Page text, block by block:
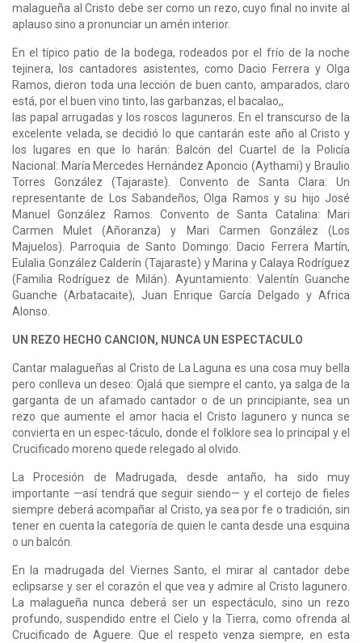
malagueña al Cristo debe ser como un rezo, cuyo final no invite al
aplauso sino a pronunciar un amén interior.
En el típico patio de la bodega, rodeados por el frío de la noche
tejinera, los cantadores asistentes, como Dacio Ferrera y Olga
Ramos, dieron toda una lección de buen canto, amparados, claro
está, por el buen vino tinto, las garbanzas, el bacalao,,
las papal arrugadas y los roscos laguneros. En el transcurso de la
excelente velada, se decidió lo que cantarán este año al Cristo y
los lugares en que lo harán: Balcón del Cuartel de la Policía
Nacional: María Mercedes Hernández Aponcio (Aythami) y Braulio
Torres González (Tajaraste). Convento de Santa Clara: Un
representante de Los Sabandeños, Olga Ramos y su hijo José
Manuel González Ramos. Convento de Santa Catalina: Mari
Carmen Mulet (Añoranza) y Mari Carmen González (Los
Majuelos). Parroquia de Santo Domingo: Dacio Ferrera Martín,
Eulalia González Calderín (Tajaraste) y Marina y Calaya Rodríguez
(Familia Rodríguez de Milán). Ayuntamiento: Valentín Guanche
Guanche (Arbatacaite), Juan Enrique García Delgado y Africa
Alonso.
UN REZO HECHO CANCION, NUNCA UN ESPECTACULO
Cantar malagueñas al Cristo de La Laguna es una cosa muy bella
pero conlleva un deseo: Ojalá que siempre el canto, ya salga de la
garganta de un afamado cantador o de un principiante, sea un
rezo que aumente el amor hacia el Cristo lagunero y nunca se
convierta en un espec-táculo, donde el folklore sea lo principal y el
Crucificado moreno quede relegado al olvido.
La Procesión de Madrugada, desde antaño, ha sido muy
importante —así tendrá que seguir siendo— y el cortejo de fieles
siempre deberá acompañar al Cristo, ya sea por fe o tradición, sin
tener en cuenta la categoría de quien le canta desde una esquina
o un balcón.
En la madrugada del Viernes Santo, el mirar al cantador debe
eclipsarse y ser el corazón el que vea y admire al Cristo lagunero.
La malagueña nunca deberá ser un espectáculo, sino un rezo
profundo, suspendido entre el Cielo y la Tierra, como ofrenda al
Crucificado de Aguere. Que el respeto venza siempre, en esta